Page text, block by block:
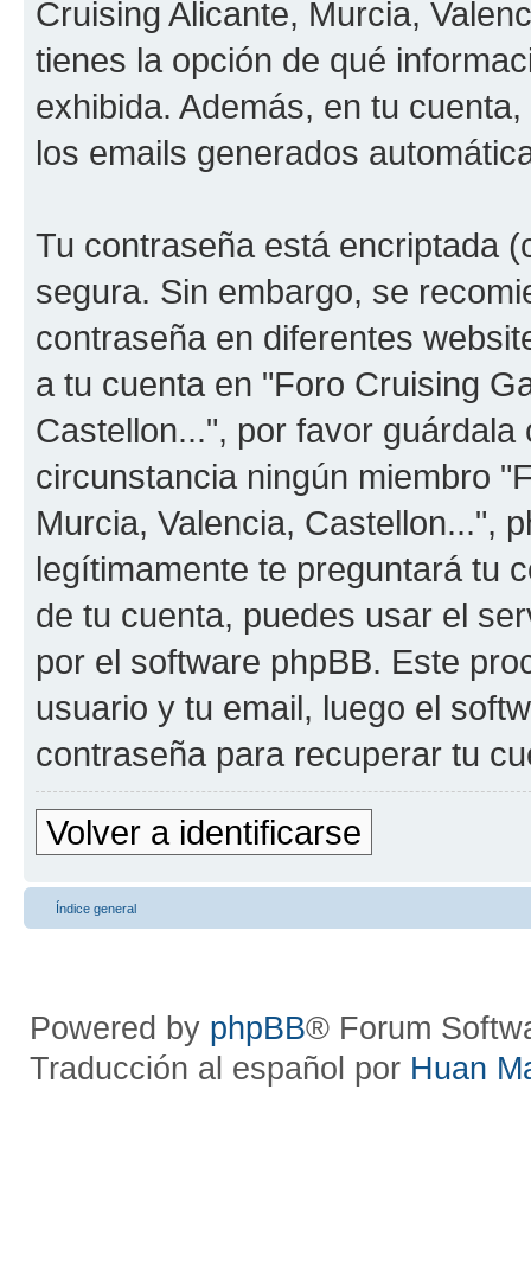
Cruising Alicante, Murcia,
tienes la opción de qué
exhibida. Además, en tu
los emails generados
Tu contraseña está encriptada
segura. Sin embargo, se
contraseña en diferentes
a tu cuenta en "Foro Cruising
Castellon...", por favor
circunstancia ningún miembro
Murcia, Valencia, Castellon...",
legítimamente te preguntará tu
de tu cuenta, puedes usar el
por el software phpBB. Este
usuario y tu email, luego el
contraseña para recuperar tu
Volver a identificarse
Índice general
Powered by phpBB® Forum
Traducción al español por Huan